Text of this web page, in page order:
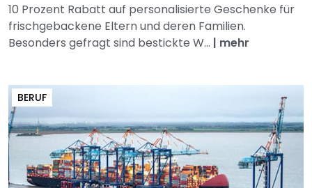
10 Prozent Rabatt auf personalisierte Geschenke für
frischgebackene Eltern und deren Familien.
Besonders gefragt sind bestickte W... | mehr
BERUF